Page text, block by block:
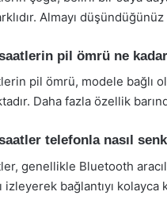
Almayı
saatlerin pil ömrü ne
pil ömrü, modele bağlı
Daha fazla özellik
saatler telefonla nasıl
genellikle Bluetooth
izleyerek bağlantıyı kolayca